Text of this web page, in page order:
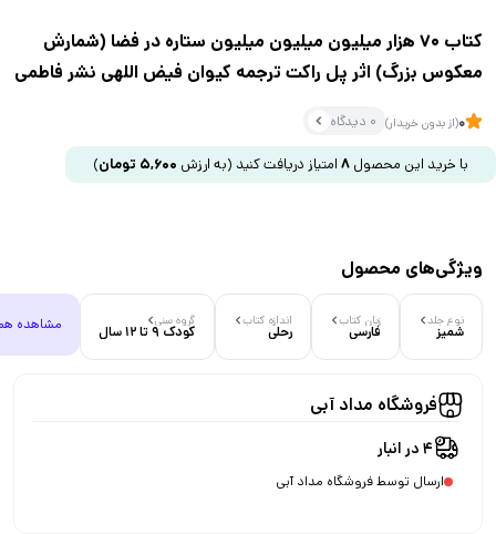
کتاب 70 هزار میلیون میلیون میلیون ستاره در فضا (شمارش
معکوس بزرگ) اثر پل راکت ترجمه کیوان فیض اللهی نشر فاطمی
0(از بدون خریدار) 0 دیدگاه
با خرید این محصول 8 امتیاز دریافت کنید (به ارزش 5,600 تومان)
ویژگی‌های محصول
نوع جلد
شمیز
زبان کتاب
فارسی
اندازه کتاب
رحلی
گروه سنی
کودک 9 تا 12 سال مشاهده
فروشگاه مداد آبی
4 در انبار
ارسال توسط فروشگاه مداد آبی